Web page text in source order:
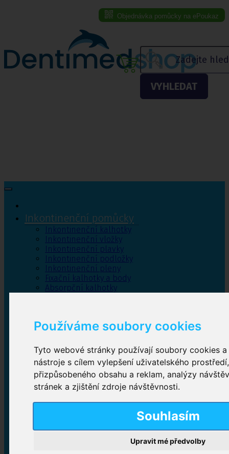
Používáme soubory cookies
Tyto webové stránky používají soubory cookies
nástroje s cílem vylepšení uživatelského
přizpůsobeného obsahu a reklam, analýzy
stránek a zjištění zdroje návštěvnosti.
Souhlasím
Upravit mé předvolby
Objednávka pomůcky na ePoukaz
VYHLEDAT
Inkontinenční pomůcky
Inkontinenční kalhotky
Inkontinenční vložky
Inkontinenční plavky
Inkontinenční podložky
Inkontinenční pleny
Fixační kalhotky a body
Absorpční kalhotky
Inkontinenční kalhotky
Plenkové kalhotky navlékací,Plenkové kalhotky
zalepovací,Inkontinenční kalhotky dámské
Inkontinenční vložky